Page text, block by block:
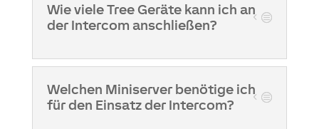
Wie viele Tree Geräte kann ich an
der Intercom anschließen?
Welchen Miniserver benötige ich
für den Einsatz der Intercom?